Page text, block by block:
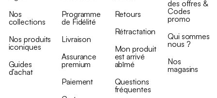
Nos
collections
Nos produits
iconiques
Guides
d’achat
Programme
de Fidélité
Livraison
Assurance
premium
Paiement
Retours
Rétractation
Mon produit
est arrivé
abîmé
Questions
fréquentes
des offres &
Codes
promo
Qui sommes
nous ?
Nos
magasins